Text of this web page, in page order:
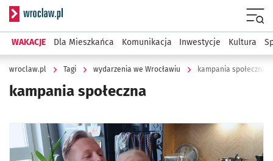
Serwis informacyjny wroclaw.pl
WAKACJE Dla Mieszkańca Komunikacja Inwestycje Kultura
wroclaw.pl Tagi wydarzenia we Wrocławiu kampania społeczna
kampania społeczna